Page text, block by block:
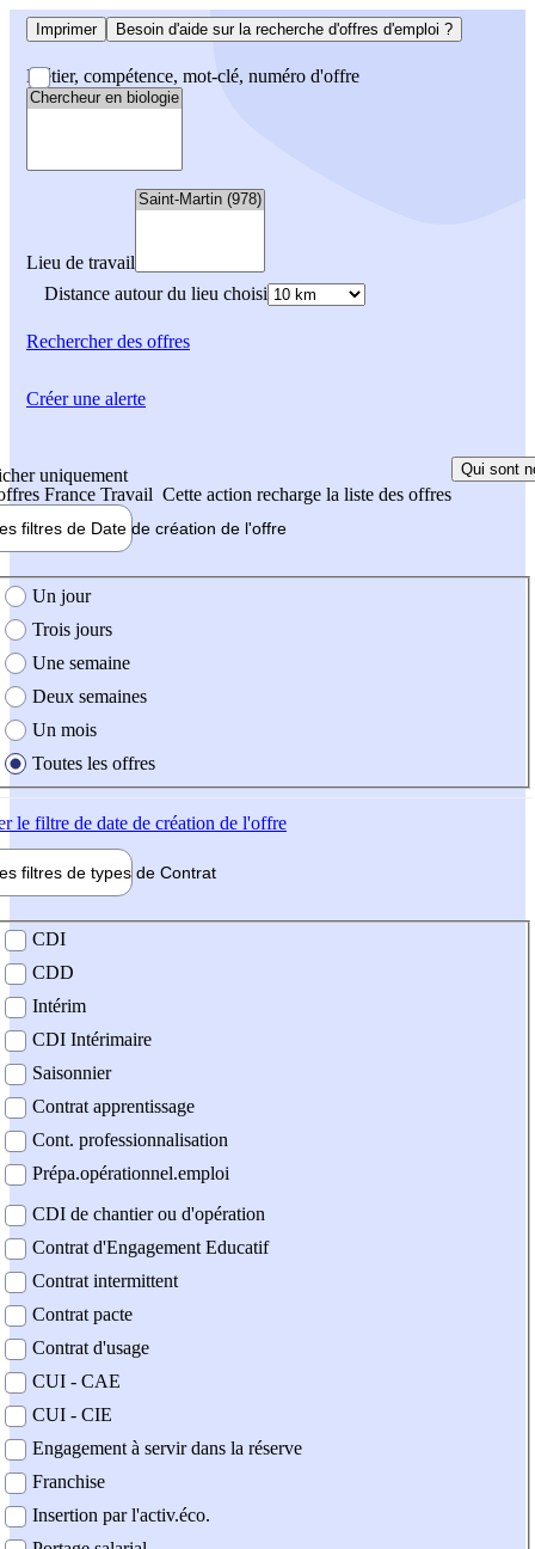
Imprimer Besoin d'aide sur la recherche d'offres d'emploi ?
Métier, compétence, mot-clé, numéro d'offre
Lieu de travail
Distance autour du lieu choisi
Rechercherdes offres
uniquement
France Travail Cette action recharge la liste des offres
Qui sont
filtres de Date de création de l'offre
création de l'offre
Un jour
Trois jours
Une semaine
Deux semaines
Un mois
Toutes les offres
le filtre de date de création de l'offre
filtres de types de Contrat
contrat
CDI
CDD
Intérim
CDI Intérimaire
Saisonnier
Contrat apprentissage
Cont. professionnalisation
Prépa.opérationnel.emploi
CDI de chantier ou d'opération
Contrat d'Engagement Educatif
Contrat intermittent
Contrat pacte
Contrat d'usage
CUI - CAE
CUI - CIE
Engagement à servir dans la réserve
Franchise
Insertion par l'activ.éco.
Créer une alerte